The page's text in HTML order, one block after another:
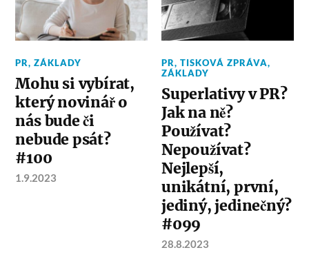
PR,ZÁKLADY
Mohu si vybírat,
který novinář o
nás bude či
nebude psát?
#100
1.9.2023
PR,TISKOVÁ ZPRÁVA,
ZÁKLADY
Superlativy v PR?
Jak na ně?
Používat?
Nepoužívat?
Nejlepší,
unikátní, první,
jediný, jedinečný?
#099
28.8.2023